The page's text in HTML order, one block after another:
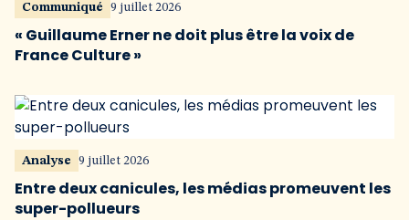
Communiqué 9 juillet 2026
« Guillaume Erner ne doit plus être la voix de
France Culture »
Analyse 9 juillet 2026
Entre deux canicules, les médias promeuvent les
super-pollueurs